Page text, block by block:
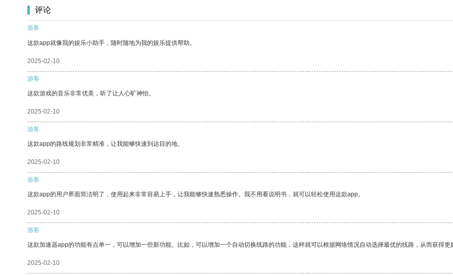
评论
游客
这款app就像我的娱乐小助手，随时随地为我的娱乐提供帮助。
2025-02-10
游客
这款游戏的音乐非常优美，听了让人心旷神怡。
2025-02-10
游客
这款app的路线规划非常精准，让我能够快速到达目的地。
2025-02-10
游客
这款app的用户界面简洁明了，使用起来非常容易上手，让我能够快速熟悉操作。我不用看说明书，就可以轻松使用这款app。
2025-02-10
游客
这款加速器app的功能有点单一，可以增加一些新功能。比如，可以增加一个自动切换线路的功能，这样就可以根据网络情况自动选择最优的线路，从而获得更
2025-02-10